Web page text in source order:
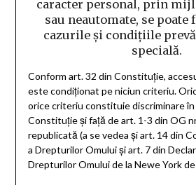
caracter personal, prin
sau neautomate, se poate
cazurile şi condiţiile
specială.
Conform art. 32 din Constituție,
este condiționat pe niciun criteriu.
orice criteriu constituie discriminare
Constituție și față de art. 1-3 din OG
republicată (a se vedea și art. 14 din
a Drepturilor Omului și art. 7 din
Drepturilor Omului de la Newe York de